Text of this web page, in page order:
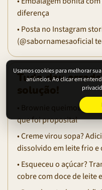
Usamos cookies para melhorar
anúncios. Ao clicar em
diferença
• Posta no Instagram
(@sabornamesaoficial
Tudo deu
• Brownie queimou por
que foi proposital
• Creme virou sopa?
dissolvido em leite frio e
• Esqueceu o açúcar?
cobre com doce de leite